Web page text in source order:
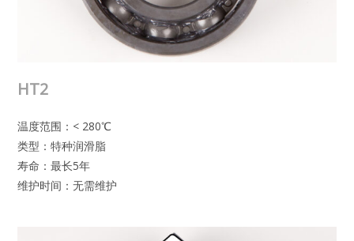
HT2
温度范围：< 280℃
类型：特种润滑脂
寿命：最长5年
维护时间：无需维护